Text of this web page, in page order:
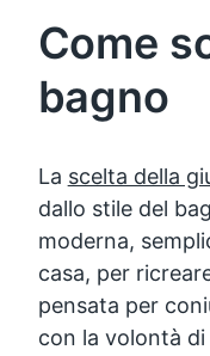
Come
bagno
La scelta della
dallo stile del
moderna,
casa, per
pensata per
con la volontà